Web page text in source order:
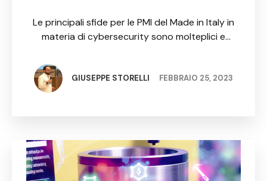
Le principali sfide per le PMI del Made in Italy in
materia di cybersecurity sono molteplici e
sfida è la consapevolezza: molte PMI non sono
consapevoli …
GIUSEPPE STORELLI FEBBRAIO 25, 2023